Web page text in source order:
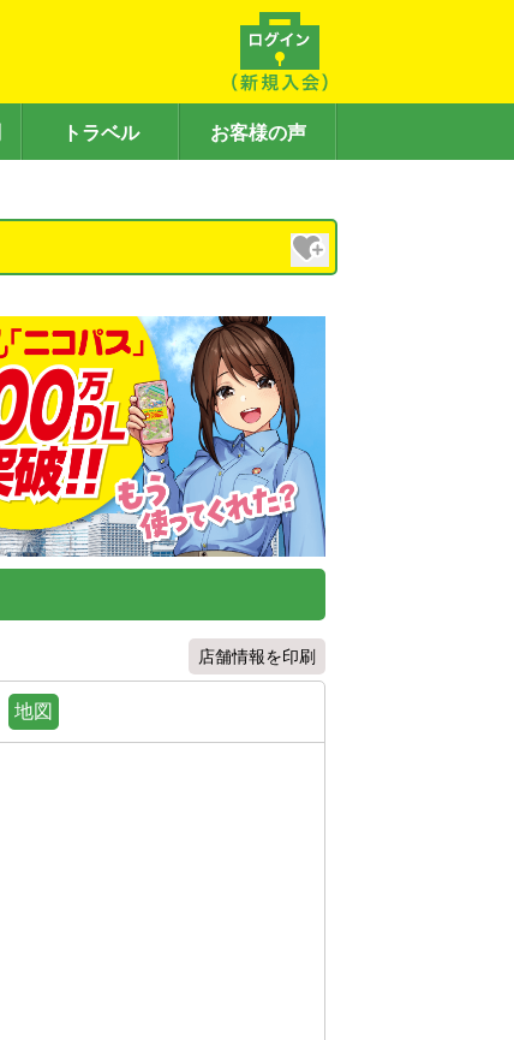
トラベル お客様の声
店舗情報を印刷
地図